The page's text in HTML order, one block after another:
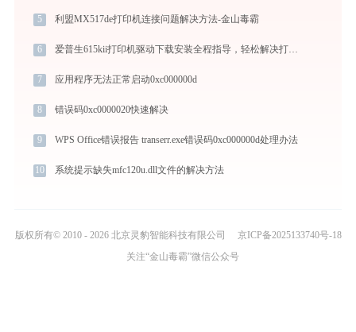
5 利盟MX517de打印机连接问题解决方法-金山毒霸
6 爱普生615kii打印机驱动下载安装全程指导，轻松解决打印问题
7 应用程序无法正常启动0xc000000d
8 错误码0xc0000020快速解决
9 WPS Office错误报告 transerr.exe错误码0xc000000d处理办法
10 系统提示缺失mfc120u.dll文件的解决方法
版权所有© 2010 - 2026 北京灵豹智能科技有限公司
京ICP备2025133740号-18
关注“金山毒霸”微信公众号